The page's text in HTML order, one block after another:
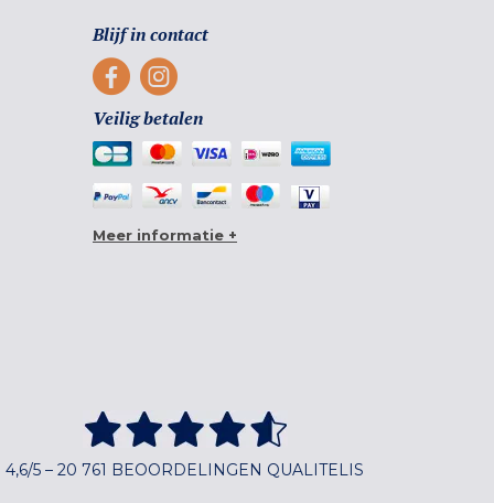
Blijf in contact
Veilig betalen
Meer informatie +
4,6/5 – 20 761 BEOORDELINGEN QUALITELIS